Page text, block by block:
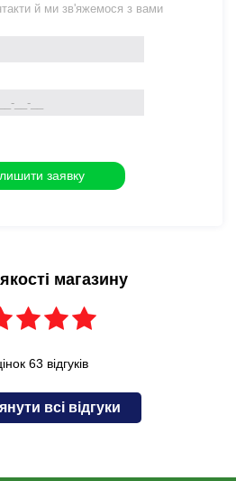
й ми зв'яжемося з вами
магазину
63 відгуків
всі відгуки